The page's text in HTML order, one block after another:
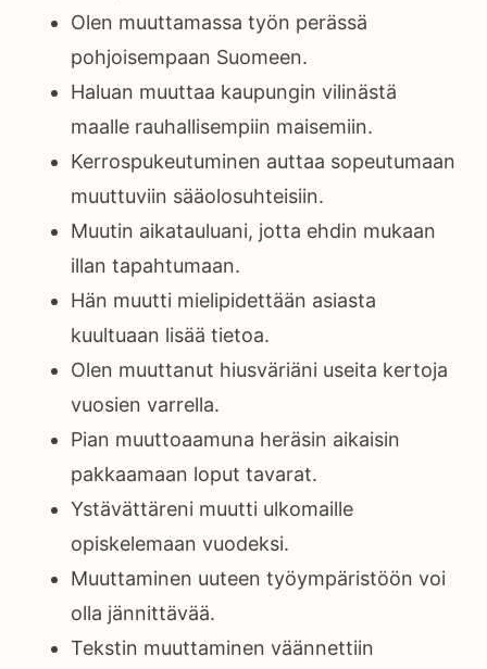
Olen muuttamassa työn perässä
pohjoisempaan Suomeen.
Haluan muuttaa kaupungin vilinästä
maalle rauhallisempiin maisemiin.
Kerrospukeutuminen auttaa sopeutumaan
muuttuviin sääolosuhteisiin.
Muutin aikatauluani, jotta ehdin mukaan
illan tapahtumaan.
Hän muutti mielipidettään asiasta
kuultuaan lisää tietoa.
Olen muuttanut hiusväriäni useita kertoja
vuosien varrella.
Pian muuttoaamuna heräsin aikaisin
pakkaamaan loput tavarat.
Ystävättäreni muutti ulkomaille
opiskelemaan vuodeksi.
Muuttaminen uuteen työympäristöön voi
olla jännittävää.
Tekstin muuttaminen väännettiin